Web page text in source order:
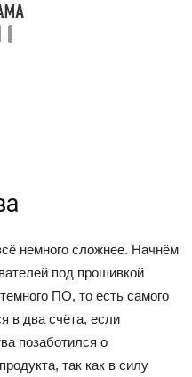
немного сложнее. Начнём
под прошивкой
ПО, то есть самого
в два счёта, если
позаботился о
так как в силу